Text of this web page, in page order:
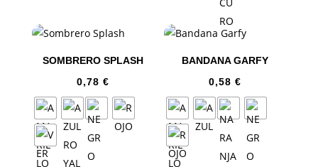
SOMBRERO SPLASH
0,78 €
BANDANA GARFY
0,58€